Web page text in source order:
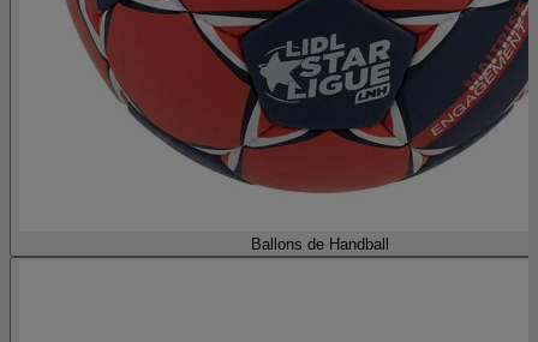
Ballons de Handball